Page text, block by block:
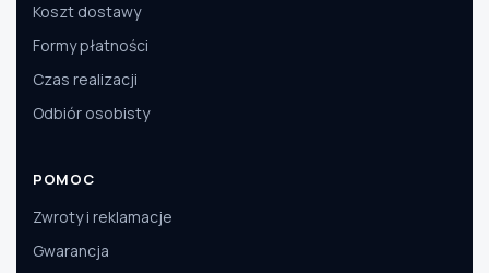
Koszt dostawy
Formy płatności
Czas realizacji
Odbiór osobisty
POMOC
Zwroty i reklamacje
Gwarancja